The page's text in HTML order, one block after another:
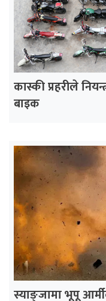
कास्की प्रहरीले
बाइक
स्याङ्जामा भूपू